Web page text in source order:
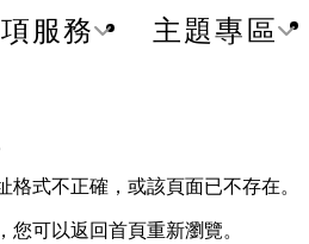
服務 主題專區
格式不正確，或該頁面已不存在。
您可以返回首頁重新瀏覽。